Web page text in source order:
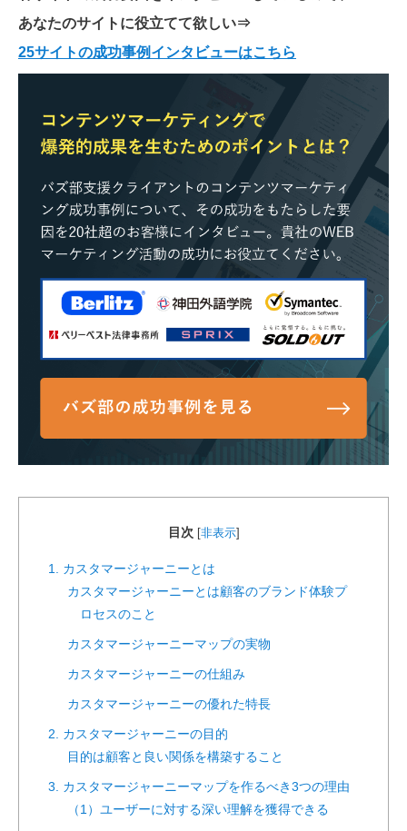
あなたのサイトに役立てて欲しい⇒
25サイトの成功事例インタビューはこちら
目次 非表示]
1. カスタマージャーニーとは
カスタマージャーニーとは顧客のブランド体験プ
ロセスのこと
カスタマージャーニーマップの実物
カスタマージャーニーの仕組み
カスタマージャーニーの優れた特長
2. カスタマージャーニーの目的
目的は顧客と良い関係を構築すること
3. カスタマージャーニーマップを作るべき3つの理由
（1）ユーザーに対する深い理解を獲得できる